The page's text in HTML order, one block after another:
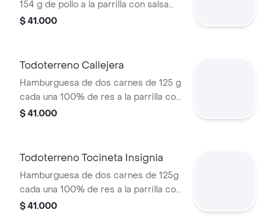
154 g de pollo a la parrilla con salsa
BBQ, tocineta, queso mozzarella,
$ 41.000
Todoterreno Callejera
Hamburguesa de dos carnes de 125 g
cada una 100% de res a la parrilla con
salsa bbq, tocineta, queso mozzarella,
$ 41.000
Todoterreno Tocineta Insignia
Hamburguesa de dos carnes de 125g
cada una 100% de res a la parrilla con
salsa BBQ, tocineta, queso
$ 41.000